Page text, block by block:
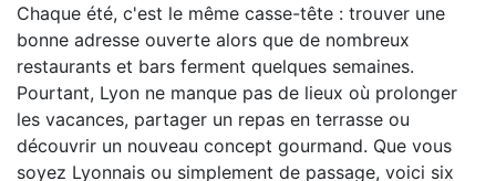
Chaque été, c'est le même casse-tête : trouver une
bonne adresse ouverte alors que de nombreux
restaurants et bars ferment quelques semaines.
Pourtant, Lyon ne manque pas de lieux où prolonger
les vacances, partager un repas en terrasse ou
découvrir un nouveau concept gourmand. Que vous
soyez Lyonnais ou simplement de passage, voici six